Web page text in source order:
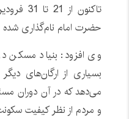
حضرت امام نام‌گذاری
وی افزود: بنیاد مسکن
بسیاری از ارگان‌های
می‌دهد که در آن دوران
و مردم از نظر کیفیت